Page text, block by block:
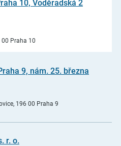
10, Voděradská 2
Praha 10
9, nám. 25. března
196 00 Praha 9
r. o.